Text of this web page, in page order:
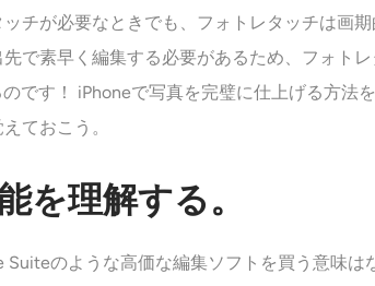
チが必要なときでも、フォトレタッチは画
で素早く編集する必要があるため、フォト
です！ iPhoneで写真を完璧に仕上げる方法
ておこう。
を理解する。
のような高価な編集ソフトを買う意味